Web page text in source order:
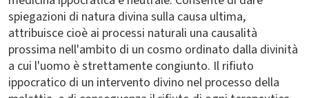
spiegazioni di natura divina sulla causa ultima,
attribuisce cioè ai processi naturali una causalità
prossima nell'ambito di un cosmo ordinato dalla divinità
a cui l'uomo è strettamente congiunto. Il rifiuto
ippocratico di un intervento divino nel processo della